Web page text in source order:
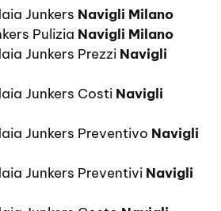
Junkers Navigli Milano
Pulizia Navigli Milano
Junkers Prezzi Navigli
Junkers Costi Navigli
Junkers Preventivo Navigli
Junkers Preventivi Navigli